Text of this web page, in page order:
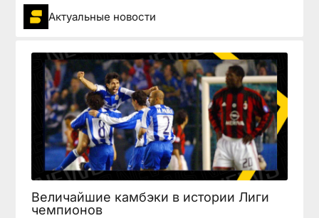
Актуальные новости
Величайшие камбэки в истории Лиги
чемпионов